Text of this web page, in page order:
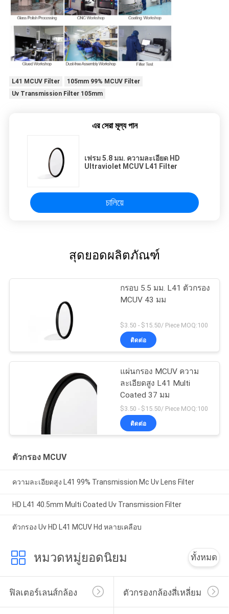
L41 MCUV Filter
105mm 99% MCUV Filter
Uv Transmission Filter 105mm
এর সেরা মূল্য পান
เฟรม 5.8 มม. ความละเอียด HD
Ultraviolet MCUV L41 Filter
চালিয়ে
สุดยอดผลิตภัณฑ์
กรอบ 5.5 มม. L41 ตัวกรอง
MCUV 43 มม
$3.50 - $15.50/ Piece MOQ:100
ติดต่อ
แผ่นกรอง MCUV ความ
ละเอียดสูง L41 Multi
Coated 37 มม
$3.50 - $15.50/ Piece MOQ:100
ติดต่อ
ตัวกรอง MCUV
ความละเอียดสูง L41 99% Transmission Mc Uv Lens Filter
HD L41 40.5mm Multi Coated Uv Transmission Filter
ตัวกรอง Uv HD L41 MCUV Hd หลายเคลือบ
หมวดหมู่ยอดนิยม ทั้งหมด
ฟิลเตอร์เลนส์กล้อง ตัวกรองกล้องสี่เหลี่ยม